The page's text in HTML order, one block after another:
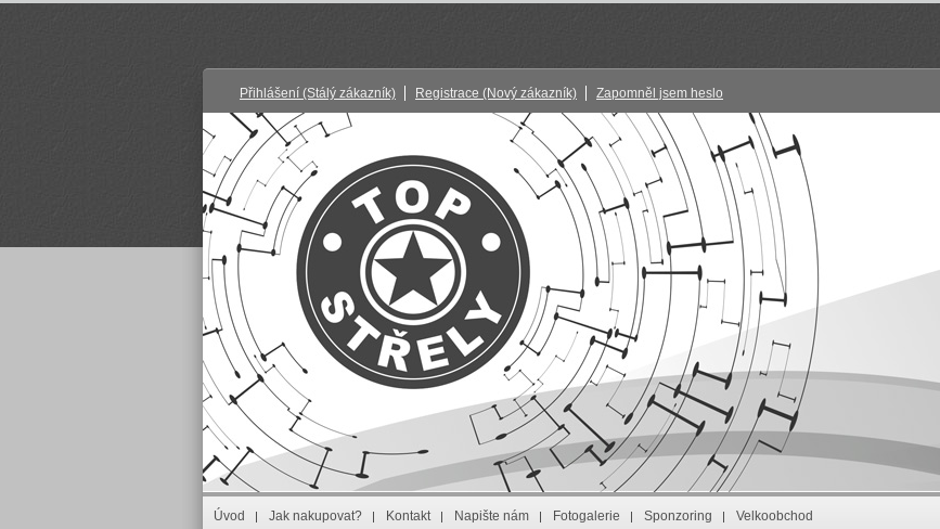
Přihlášení (Stálý zákazník) Registrace (Nový zákazník) Zapomněl jsem heslo
Úvod Jak nakupovat? Kontakt Napište nám Fotogalerie Sponzoring Velkoobchod